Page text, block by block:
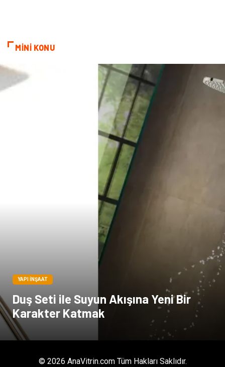
Moda İnternet
Kültür
İthalat İhracat
Kiralama Servisleri
Tarım & Hayvancılık
MİNİ KONU
YAPI İNŞAAT
Duş Seti ile Suyun Akışına Yeni Bir
Karakter Katmak
© 2026 AnaVitrin.com Tüm Hakları Saklıdır.